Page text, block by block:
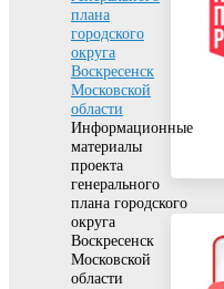
плана
городского
округа
Воскресенск
Московской
области
Информационные
материалы
проекта
генерального
плана городского
округа
Воскресенск
Московской
области